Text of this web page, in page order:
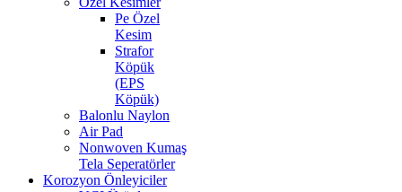
Pe Özel
Kesim
Strafor
Köpük
(EPS
Köpük)
Balonlu Naylon
Air Pad
Nonwoven Kumaş
Tela Seperatörler
Korozyon Önleyiciler